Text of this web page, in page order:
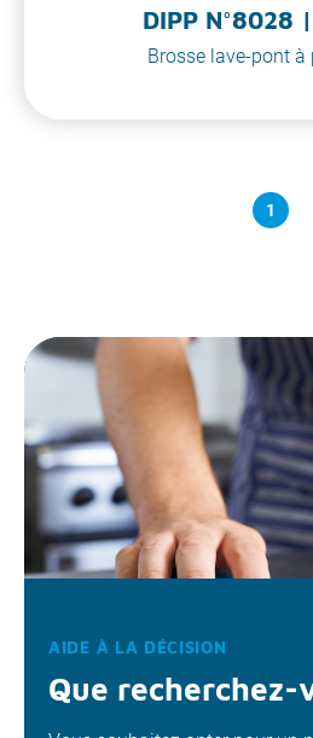
DIPP N°8028
Brosse lave-pont à
1
AIDE À LA DÉCISION
Que recherchez-